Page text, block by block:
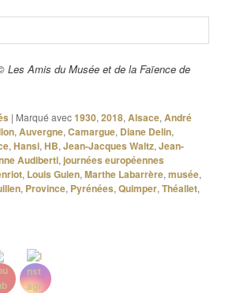
Les Amis du Musée et de la Faïence de
| Marqué avec1930,2018,Alsace,André
,Auvergne,Camargue, Diane Delin,
,Hansi,HB,Jean-Jacques Waltz,Jean-
Audiberti,journées européennes
, Louis Guien,Marthe Labarrère,musée,
, Province, Pyrénées,Quimper,Théallet,